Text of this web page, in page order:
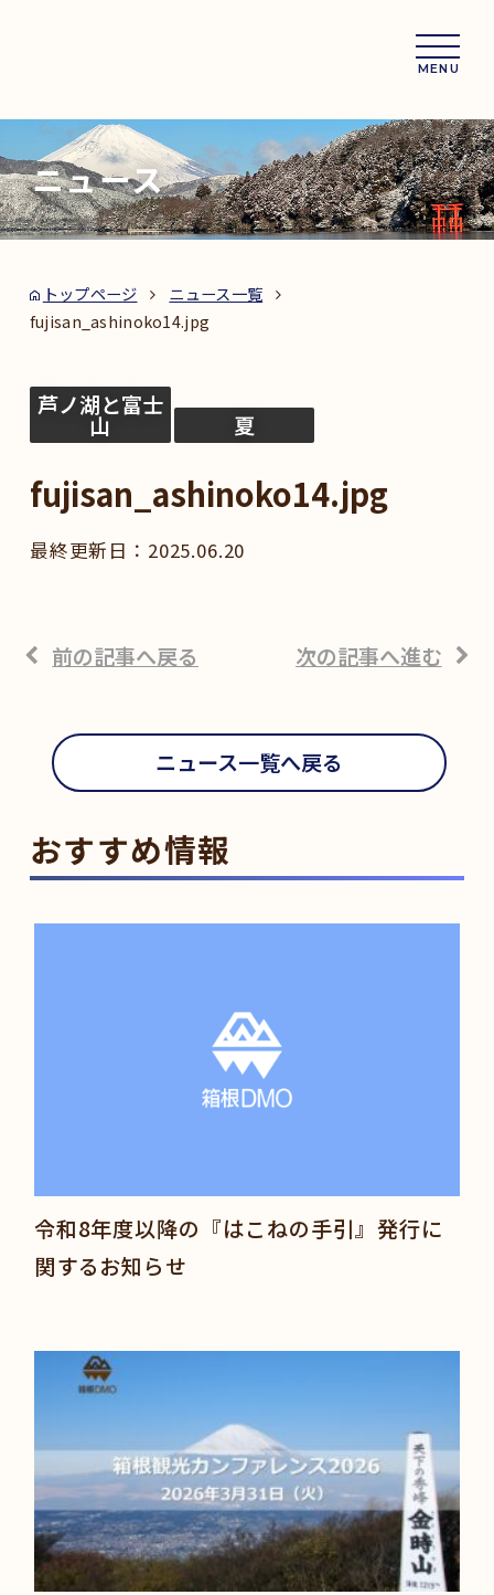
MENU
ニュース
トップページ
ニュース一覧
fujisan_ashinoko14.jpg
芦ノ湖と富士
山 夏
fujisan_ashinoko14.jpg
2025.06.20
前の記事へ戻る 次の記事へ進む
ニュース一覧へ戻る
おすすめ情報
令和8年度以降の『はこねの手引』発行に
関するお知らせ